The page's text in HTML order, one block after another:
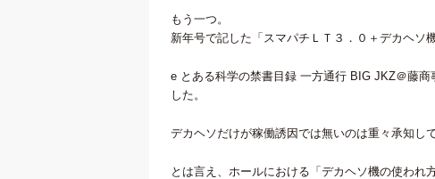
もう一つ。
新年号で記した「スマパチＬＴ３．０＋デカヘソ
e とある科学の禁書目録 一方通行 BIG JKZ＠藤
した。
デカヘソだけが稼働誘因では無いのは重々承知し
とは言え、ホールにおける「デカヘソ機の使われ